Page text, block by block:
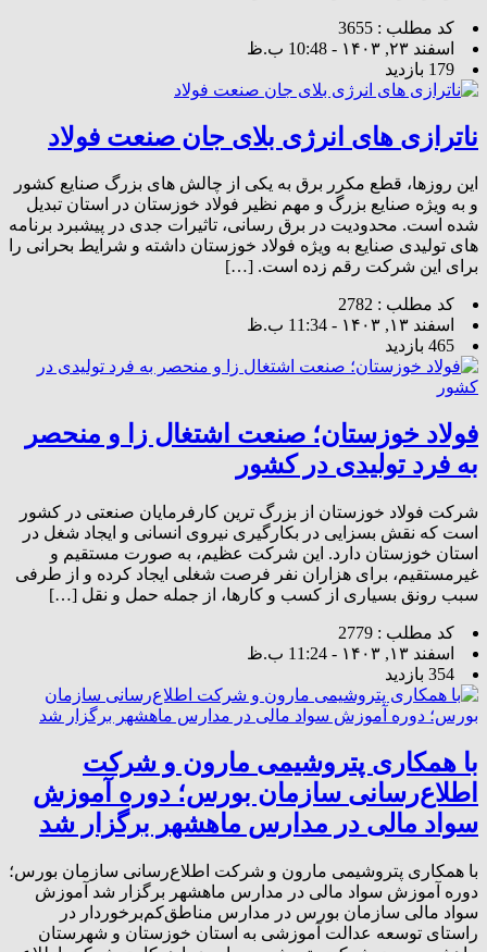
کد مطلب : 3655
اسفند ۲۳, ۱۴۰۳ - 10:48 ب.ظ
179 بازدید
ناترازی های انرژی بلای جان صنعت فولاد
این روزها، قطع مکرر برق به یکی از چالش های بزرگ صنایع کشور
و به ویژه صنایع بزرگ و مهم نظیر فولاد خوزستان در استان تبدیل
شده است. محدودیت در برق رسانی، تاثیرات جدی در پیشبرد برنامه
های تولیدی صنایع به ویژه فولاد خوزستان داشته و شرایط بحرانی را
برای این شرکت رقم‌ زده است. […]
کد مطلب : 2782
اسفند ۱۳, ۱۴۰۳ - 11:34 ب.ظ
465 بازدید
فولاد خوزستان؛ صنعت اشتغال زا و منحصر
به فرد تولیدی در کشور
شرکت فولاد خوزستان از بزرگ ترین کارفرمایان صنعتی در کشور
است که نقش بسزایی در بکارگیری نیروی انسانی و ایجاد شغل در
استان خوزستان دارد. این شرکت عظیم، به صورت مستقیم و
غیرمستقیم، برای هزاران نفر فرصت شغلی ایجاد کرده و از طرفی
سبب رونق بسیاری از کسب و کارها، از جمله حمل و نقل […]
کد مطلب : 2779
اسفند ۱۳, ۱۴۰۳ - 11:24 ب.ظ
354 بازدید
با همکاری پتروشیمی مارون و شرکت
اطلاع‌رسانی سازمان بورس؛ دوره آموزش
سواد مالی در مدارس ماهشهر برگزار شد
با همکاری پتروشیمی مارون و شرکت اطلاع‌رسانی سازمان بورس؛
دوره آموزش سواد مالی در مدارس ماهشهر برگزار شد آموزش
سواد مالی سازمان بورس در مدارس مناطق‌کم‌برخوردار در
راستای توسعه عدالت آموزشی به استان خوزستان و شهرستان